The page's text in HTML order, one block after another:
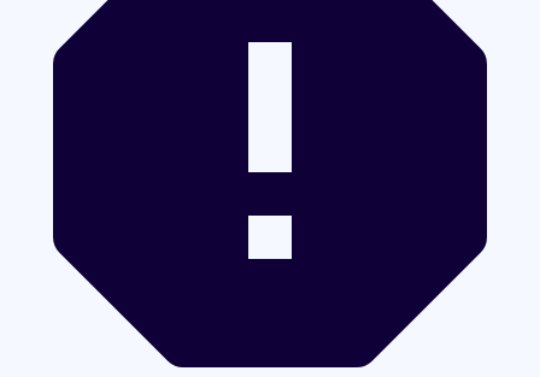
Esta página ofrece información general. Para
asesoramiento personalizado, consulte a un médico. En
caso de síntomas graves, contacte con los servicios de